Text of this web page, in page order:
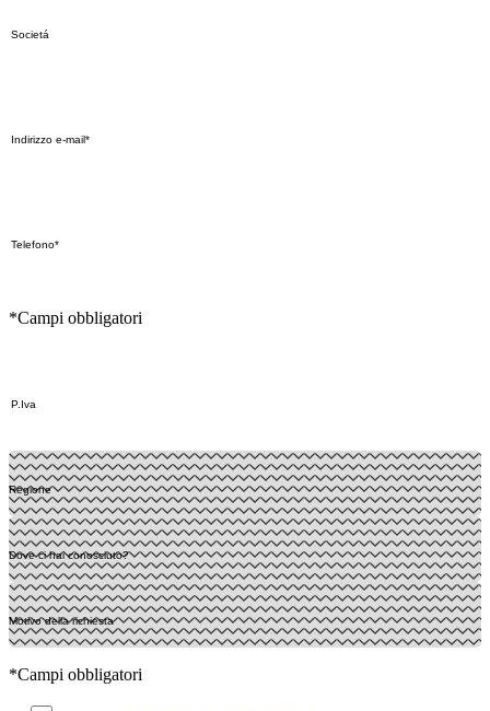
*Campi obbligatori
*Campi obbligatori